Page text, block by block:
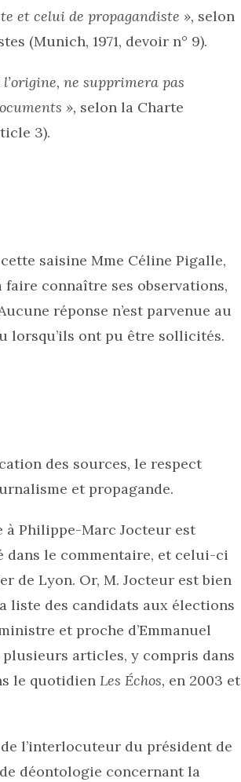
et celui de propagandiste », selon
(Munich, 1971, devoir n° 9).
ne supprimera pas
», selon la Charte
3).
saisine Mme Céline Pigalle,
faire connaître ses observations,
réponse n’est parvenue au
lorsqu’ils ont pu être sollicités.
des sources, le respect
et propagande.
à Philippe-Marc Jocteur est
dans le commentaire, et celui-ci
de Lyon. Or, M. Jocteur est bien
liste des candidats aux élections
et proche d’Emmanuel
plusieurs articles, y compris dans
le quotidien Les Échos, en 2003 et
l’interlocuteur du président de
déontologie concernant la